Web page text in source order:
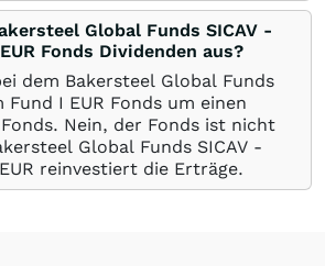
Global Funds SICAV -
Fonds Dividenden aus?
dem Bakersteel Global Funds
Fund I EUR Fonds um einen
Nein, der Fonds ist nicht
Global Funds SICAV -
reinvestiert die Erträge.